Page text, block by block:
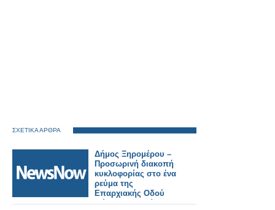
ΣΧΕΤΙΚΑ ΑΡΘΡΑ
Δήμος Ξηρομέρου –
Προσωρινή διακοπή
κυκλοφορίας στο ένα
ρεύμα της
Επαρχιακής Οδού
Μύτικα – Παλαίρου.